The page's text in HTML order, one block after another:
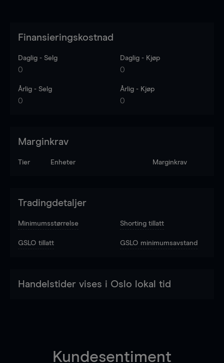
Finansieringskostnad
Daglig - Selg
0
Daglig - Kjøp
0
Årlig - Selg
0
Årlig - Kjøp
0
Marginkrav
Tier Enheter Marginkrav
Tradingdetaljer
Minimumsstørrelse Shorting tillatt
GSLO tillatt GSLO minimumsavstand
Handelstider vises i Oslo lokal tid
Kundesentiment